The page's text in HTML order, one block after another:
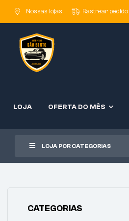
Nossas lojas Rastrear pedido
LOJA OFERTA DO MÊS
LOJA POR CATEGORIAS
CATEGORIAS